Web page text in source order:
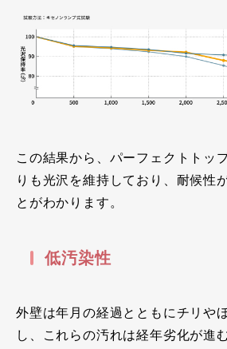
この結果から、パーフェクトトッ
りも光沢を維持しており、耐候性
とがわかります。
低汚染性
外壁は年月の経過とともにチリや
し、これらの汚れは経年劣化が進